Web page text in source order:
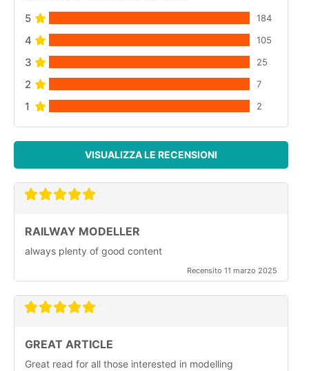
5 184
4 105
3 25
2 7
1 2
VISUALIZZA LE RECENSIONI
RAILWAY MODELLER
always plenty of good content
Recensito 11 marzo 2025
GREAT ARTICLE
Great read for all those interested in modelling